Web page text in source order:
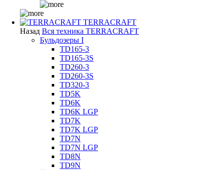
TERRACRAFT
Назад Вся техника TERRACRAFT
Бульдозеры I
TD165-3
TD165-3S
TD260-3
TD260-3S
TD320-3
TD5K
TD6K
TD6K LGP
TD7K
TD7K LGP
TD7N
TD7N LGP
TD8N
TD9N